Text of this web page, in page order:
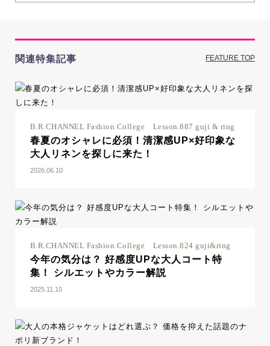
関連特集記事 FEATURE TOP
B.R.CHANNEL Fashion College Lesson.887 guji & ring
春夏のオシャレに必須！清潔感UP×好印象な
大人リネンを探しに来た！
2026.06.10
B.R.CHANNEL Fashion College Lesson.824 guji&ring
今年の気分は？ 好感度UPな大人コート特
集！ シルエットやカラー解説
2025.11.10